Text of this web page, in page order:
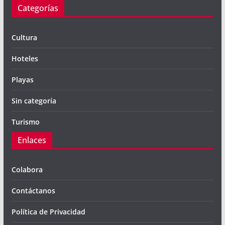
Categorías
Cultura
Hoteles
Playas
Sin categoría
Turismo
Enlaces
Colabora
Contáctanos
Política de Privacidad